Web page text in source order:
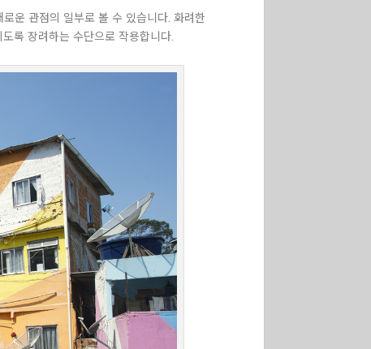
운 관점의 일부로 볼 수 있습니다. 화려한
록 장려하는 수단으로 작용합니다.